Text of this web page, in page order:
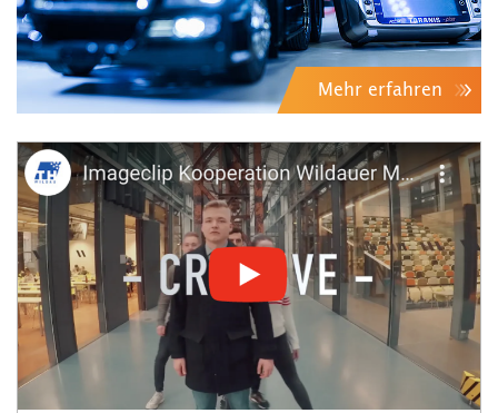
Mehr erfahren